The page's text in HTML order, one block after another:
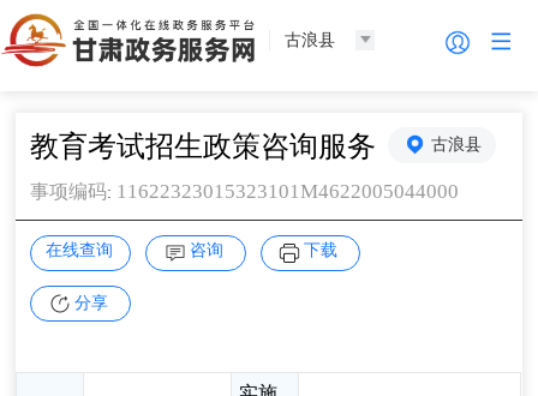
古浪县
教育考试招生政策咨询服务 古浪县
事项编码: 11622323015323101M4622005044000
在线查询 咨询 下载
分享